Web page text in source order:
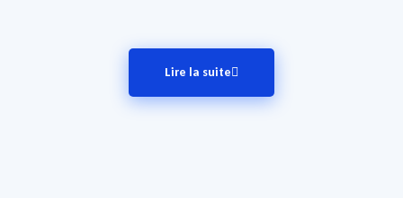
Lire la suite